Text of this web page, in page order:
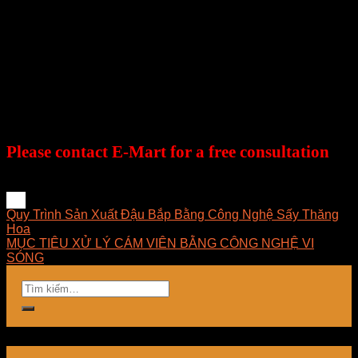
Please contact E-Mart for a free consultation
Quy Trình Sản Xuất Đậu Bắp Bằng Công Nghệ Sấy Thăng
Hoa
MỤC TIÊU XỬ LÝ CÁM VIÊN BẰNG CÔNG NGHỆ VI
SÓNG